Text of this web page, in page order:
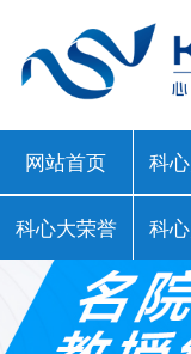
网站首页 科
科心大荣誉 科